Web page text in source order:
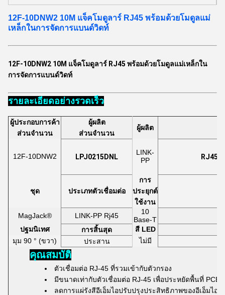
12F-10DNW2 10M แจ็คโมดูลาร์ RJ45 พร้อมด้วยโมดูลแม่
เหล็กในการจัดการแบนด์วิดท์
12F-10DNW2 10M แจ็คโมดูลาร์ RJ45 พร้อมด้วยโมดูลแม่เหล็กใน
การจัดการแบนด์วิดท์
รายละเอียดอย่างรวดเร็ว
ผู้ประกอบการค้า
ส่วนจำนวน
ผู้ผลิต
ส่วนจำนวน
ผู้ผลิต
12F-10DNW2 LPJ0215DNL
LINK-
PP
RJ45
ชุด ประเภทตัวเชื่อมต่อ
การ
ประยุกต์
ใช้งาน
MagJack® LINK-PP Rj45
10
Base-T
ปฐมนิเทศ
การสิ้นสุด
สี LED
มุม 90 ° (ขวา)
ประสาน ไม่มี
คุณสมบัติ
ตัวเชื่อมต่อ RJ-45 ที่รวมเข้ากับตัวกรอง
มีขนาดเท่ากับตัวเชื่อมต่อ RJ-45 เพื่อประหยัดพื้นที่ PCB
ลดการแผ่รังสีอีเอ็มไอปรับปรุงประสิทธิภาพของอีเอ็มไอ